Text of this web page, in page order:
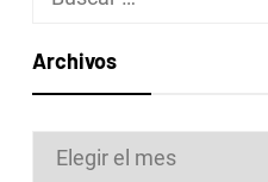
Archivos
Archivos